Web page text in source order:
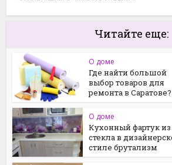
Читайте еще:
О доме
Где найти большой
выбор товаров для
ремонта в Саратове?
О доме
Кухонный фартук из
стекла в
стиле брутализм